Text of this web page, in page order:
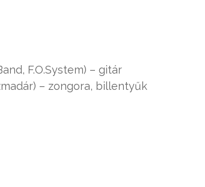
F.O.System) – gitár
– zongora, billentyűk